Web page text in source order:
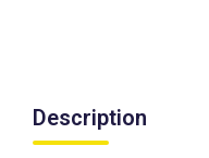
Description